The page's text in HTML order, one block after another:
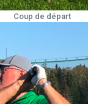
Coup de départ